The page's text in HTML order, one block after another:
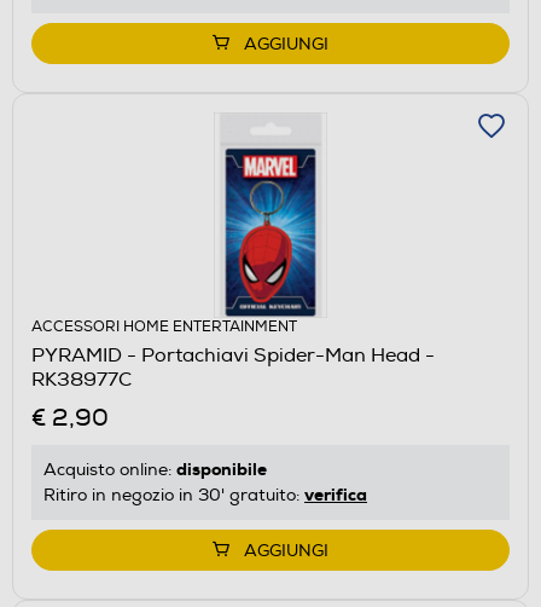
AGGIUNGI
ACCESSORI HOME ENTERTAINMENT
PYRAMID - Portachiavi Spider-Man Head -
RK38977C
€ 2,90
Acquisto online: disponibile
Ritiro in negozio in 30' gratuito: verifica
AGGIUNGI